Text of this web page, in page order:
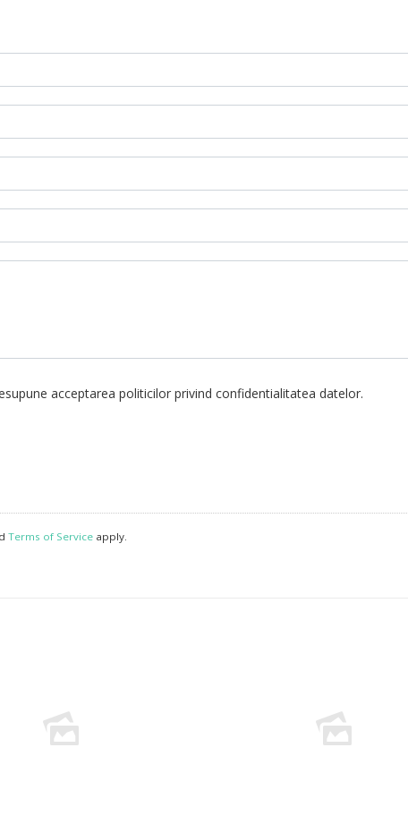
acceptarea politicilor privind confidentialitatea datelor.
Terms of Service apply.